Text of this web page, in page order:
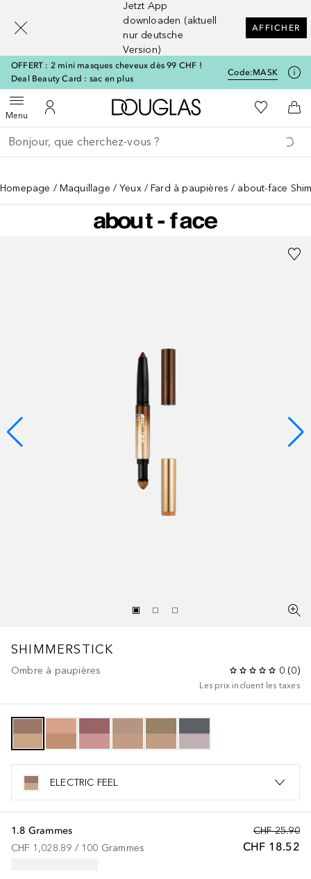
Jetzt App
downloaden (aktuell
nur deutsche
Version)
AFFICHER
OFFERT : 2 mini masques cheveux dès 99 CHF !
Deal Beauty Card : sac en plus
Code:MASK
MenuOuvrir le menuVers Mon Compte
Vers l'accueil Douglas
Vers Ma
Retourner
Exécuter la recherche
Homepage Maquillage Yeux Fard à paupières about-face
SHIMMERSTICK
Ombre à paupières 0 (0)
Les prix incluent les taxes
ELECTRIC FEEL
CHF 25.90
CHF 18.52
1.8 Grammes
CHF 1,028.89 / 100 Grammes
[navigation.slideout.screenreader]